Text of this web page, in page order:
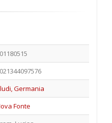
Germania
Fonte